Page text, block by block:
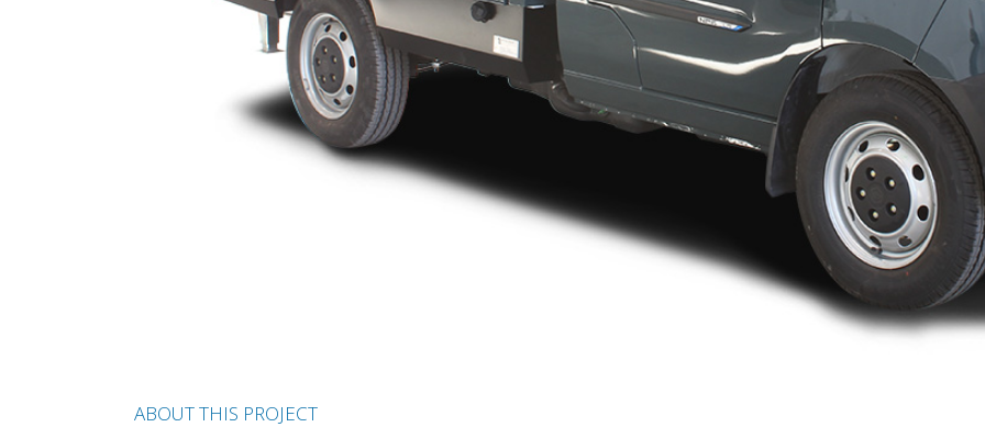
ABOUT THIS PROJECT